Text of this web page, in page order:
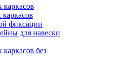
каркасов
фиксации
для навески
без